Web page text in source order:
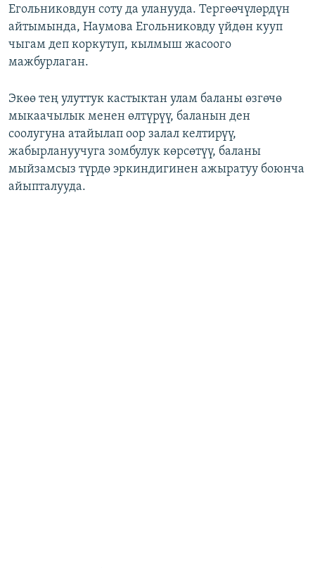
Егольниковдун соту да уланууда. Тергөөчүлөрдүн
айтымында, Наумова Егольниковду үйдөн кууп
чыгам деп коркутуп, кылмыш жасоого
мажбурлаган.
Экөө тең улуттук кастыктан улам баланы өзгөчө
мыкаачылык менен өлтүрүү, баланын ден
соолугуна атайылап оор залал келтирүү,
жабырлануучуга зомбулук көрсөтүү, баланы
мыйзамсыз түрдө эркиндигинен ажыратуу боюнча
айыпталууда.